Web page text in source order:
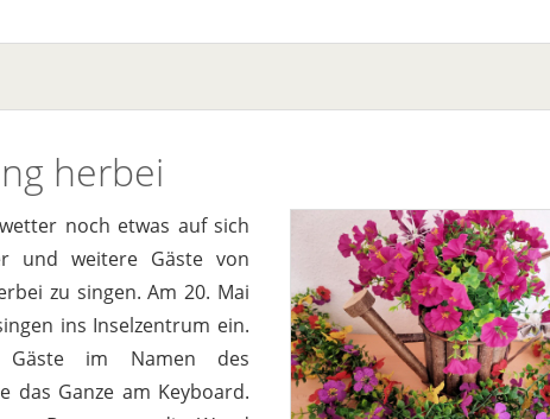
herbei
noch etwas auf sich
und weitere Gäste von
zu singen. Am 20. Mai
ins Inselzentrum ein.
im Namen des
das Ganze am Keyboard.